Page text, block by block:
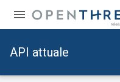
API attuale